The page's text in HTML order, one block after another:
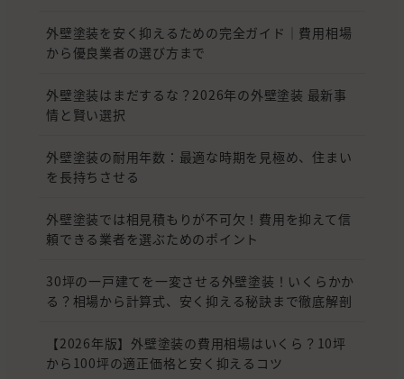
外壁塗装を安く抑えるための完全ガイド｜費用相場
から優良業者の選び方まで
外壁塗装はまだするな？2026年の外壁塗装 最新事
情と賢い選択
外壁塗装の耐用年数：最適な時期を見極め、住まい
を長持ちさせる
外壁塗装では相見積もりが不可欠！費用を抑えて信
頼できる業者を選ぶためのポイント
30坪の一戸建てを一変させる外壁塗装！いくらかか
る？相場から計算式、安く抑える秘訣まで徹底解剖
【2026年版】外壁塗装の費用相場はいくら？10坪
から100坪の適正価格と安く抑えるコツ